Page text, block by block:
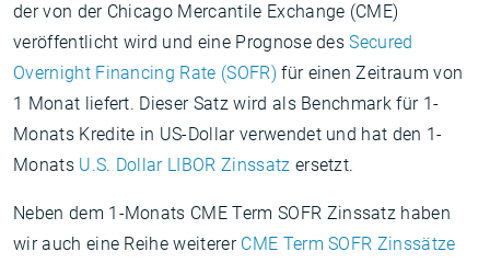
der von der Chicago Mercantile Exchange (CME)
veröffentlicht wird und eine Prognose desSecured
Overnight Financing Rate (SOFR) für einen Zeitraum von
1 Monat liefert. Dieser Satz wird als Benchmark für 1-
Monats Kredite in US-Dollar verwendet und hat den 1-
Monats U.S. Dollar LIBOR Zinssatz ersetzt.
Neben dem 1-Monats CME Term SOFR Zinssatz haben
wir auch eine Reihe weiterer CME Term SOFR Zinssätze